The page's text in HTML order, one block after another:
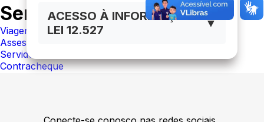
ACESSO À INFORMAÇÃO
LEI 12.527
▼
Servidor
Viagens e Diárias
Assessoria Jurídica
Servidores
Contracheque